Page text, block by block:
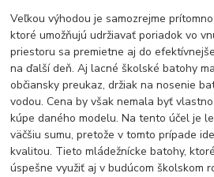
Veľkou výhodou je samozrejme
ktoré umožňujú udržiavať poriadok vo
priestoru sa premietne aj do
na ďalší deň. Aj lacné školské batohy
občiansky preukaz, držiak na nosenie
vodou. Cena by však nemala byť
kúpe daného modelu. Na tento účel je
väčšiu sumu, pretože v tomto prípade
kvalitou. Tieto mládežnícke batohy,
úspešne využiť aj v budúcom školskom